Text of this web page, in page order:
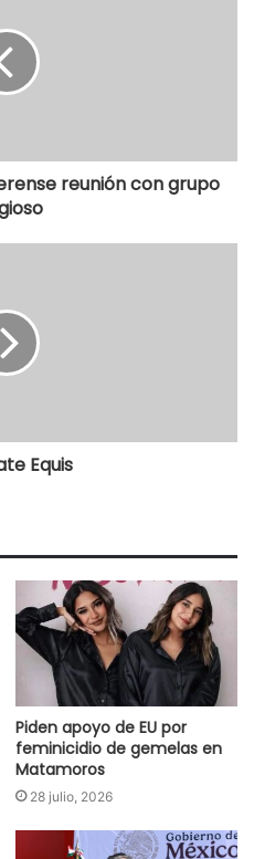
reunión con grupo
Equis
Piden apoyo de EU por
feminicidio de gemelas en
Matamoros
28 julio, 2026